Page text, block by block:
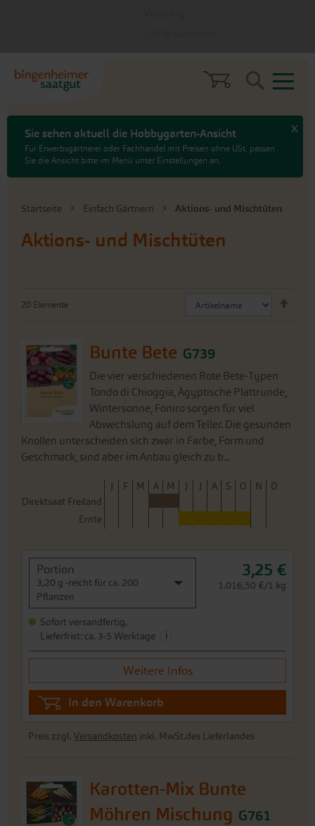
Sie sehen aktuell die Hobbygarten-Ansicht
Für Erwerbsgärtnerei oder Fachhandel mit Preisen ohne USt. passen
Sie die Ansicht bitte im Menü unter Einstellungen an.
x
Search
Startseite Einfach Gärtnern Aktions- und Mischtüten
Aktions- und Mischtüten
20 Elemente
Bunte Bete G739
Die vier verschiedenen Rote Bete-Typen
Tondo di Chioggia, Ägyptische Plattrunde,
Wintersonne, Foniro sorgen für viel
Abwechslung auf dem Teller. Die gesunden
Knollen unterscheiden sich zwar in Farbe, Form und
Geschmack, sind aber im Anbau gleich zu b...
J F M A M J J A S O N
D
Direktsaat Freiland
Ernte
Portion
3,20 g -reicht für ca. 200
Pflanzen
3,25 €
1.016,50 €/1 kg
Sofort versandfertig,
Lieferfrist: ca. 3-5 Werktage
i
Weitere Infos
In den Warenkorb
Preis zzgl. Versandkosten inkl. MwSt.des Lieferlandes
Karotten-Mix Bunte
Möhren Mischung G761